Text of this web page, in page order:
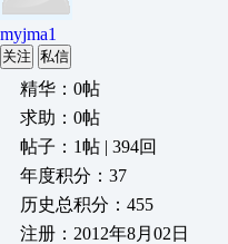
myjma1
关注 私信
精华：0帖
求助：0帖
帖子：1帖 | 394回
年度积分：37
历史总积分：455
注册：2012年8月02日